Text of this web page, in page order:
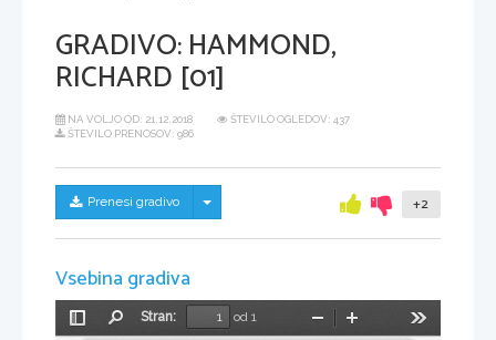
GRADIVO:HAMMOND,
RICHARD [01]
NA VOLJO OD: 21.12.2018
ŠTEVILO OGLEDOV: 437
ŠTEVILO PRENOSOV: 986
Prenesi gradivo Skrij/prikaži meni +2
Vsebina gradiva
Preklopi
Stran:
od 1
Pomanjšaj